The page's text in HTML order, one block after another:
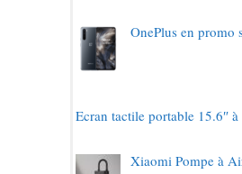
OnePlus en promo
Ecran tactile portable 15.6″
Xiaomi Pompe à